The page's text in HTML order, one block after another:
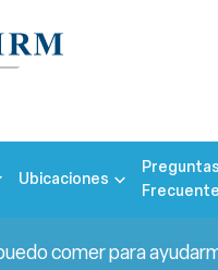
Ubicaciones
Preguntas
comer para